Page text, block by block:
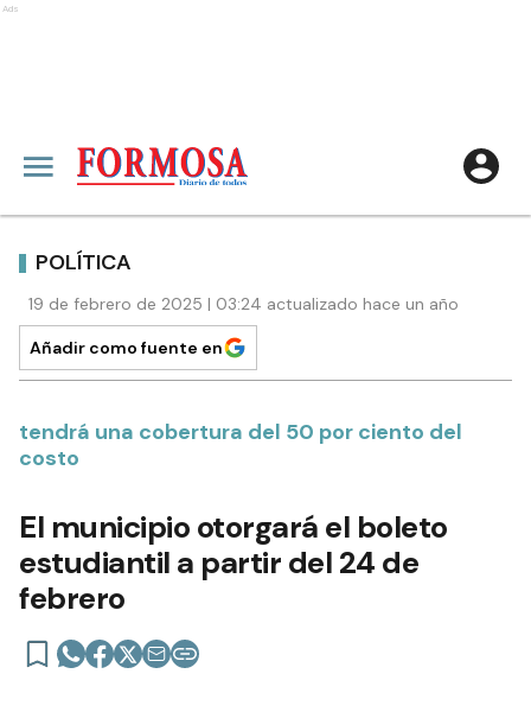
Ads
POLÍTICA
19 de febrero de 2025 | 03:24 actualizado hace un año
Añadir como fuente en
tendrá una cobertura del 50 por ciento del
costo
El municipio otorgará el boleto
estudiantil a partir del 24 de
febrero